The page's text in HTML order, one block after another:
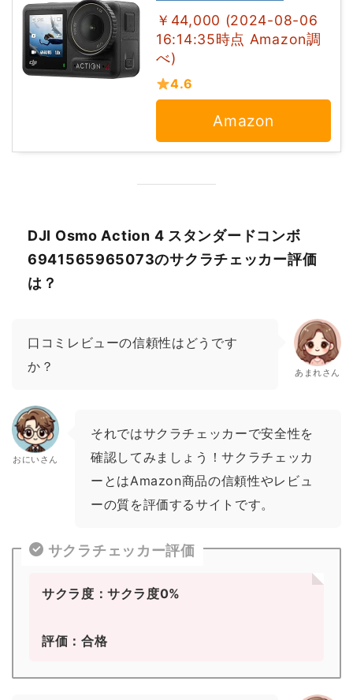
￥44,000 (2024-08-06
16:14:35時点 Amazon調
べ)
4.6
Amazon
DJI Osmo Action 4 スタンダードコンボ
6941565965073のサクラチェッカー評価
は？
口コミレビューの信頼性はどうです
か？
あまれさん
おにいさん
それではサクラチェッカーで安全性を
確認してみましょう！サクラチェッカ
ーとはAmazon商品の信頼性やレビュ
ーの質を評価するサイトです。
サクラチェッカー評価
サクラ度：サクラ度0%
評価：合格